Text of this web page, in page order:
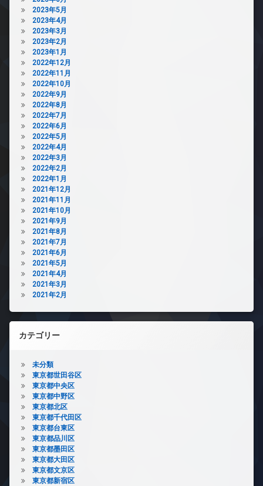
2023年5月
2023年4月
2023年3月
2023年2月
2023年1月
2022年12月
2022年11月
2022年10月
2022年9月
2022年8月
2022年7月
2022年6月
2022年5月
2022年4月
2022年3月
2022年2月
2022年1月
2021年12月
2021年11月
2021年10月
2021年9月
2021年8月
2021年7月
2021年6月
2021年5月
2021年4月
2021年3月
2021年2月
カテゴリー
未分類
東京都世田谷区
東京都中央区
東京都中野区
東京都北区
東京都千代田区
東京都台東区
東京都品川区
東京都墨田区
東京都大田区
東京都文京区
東京都新宿区